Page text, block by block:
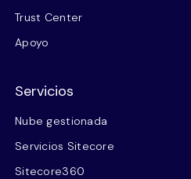
Trust Center
Apoyo
Servicios
Nube gestionada
Servicios Sitecore
Sitecore360